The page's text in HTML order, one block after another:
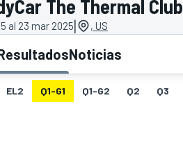
MOTO
The Thermal Club
al 23 mar 2025| , US
Noticias
EL2 Q1-G1 Q1-G2 Q2 Q3